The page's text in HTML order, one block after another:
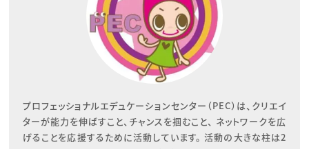
プロフェッショナルエデュケーションセンター（PEC）は、クリエイ
ターが能力を伸ばすこと、チャンスを掴むこと、 ネットワークを広
げることを応援するために活動しています。 活動の大きな柱は2